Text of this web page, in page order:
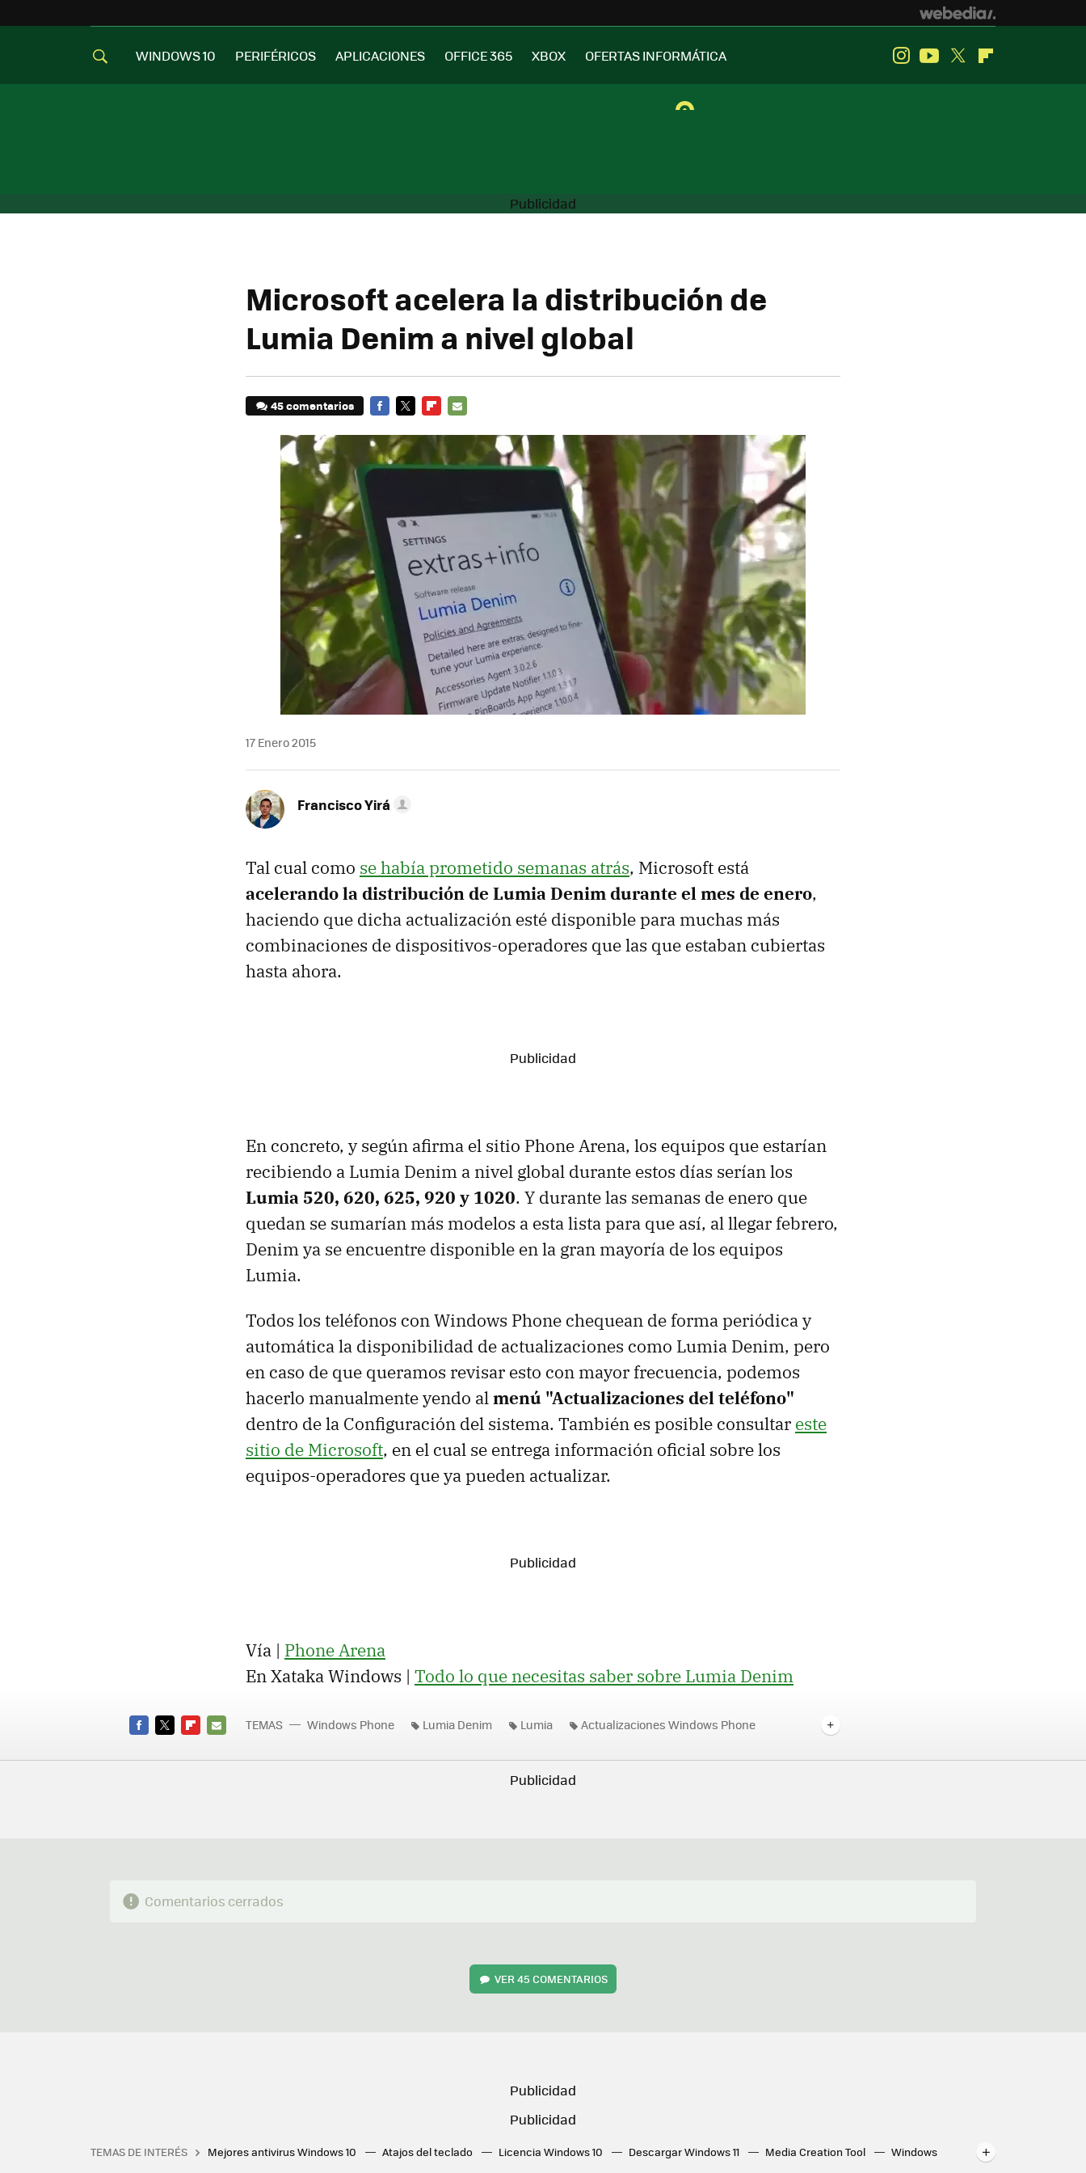
WINDOWS 10 PERIFÉRICOS APLICACIONES OFFICE 365 XBOX OFERTAS INFORMÁTICA InstagramYoutube
Twitter
Microsoft acelera la distribución de
Lumia Denim a nivel global
45 comentarios
17 Enero 2015
Francisco Yirá
Tal cual como se había prometido semanas atrás, Microsoft está
acelerando la distribución de Lumia Denim durante el mes de enero,
haciendo que dicha actualización esté disponible para muchas más
combinaciones de dispositivos-operadores que las que estaban cubiertas
hasta ahora.
En concreto, y según afirma el sitio Phone Arena, los equipos que estarían
recibiendo a Lumia Denim a nivel global durante estos días serían los
Lumia 520, 620, 625, 920 y 1020. Y durante las semanas de enero que
quedan se sumarían más modelos a esta lista para que así, al llegar febrero,
Denim ya se encuentre disponible en la gran mayoría de los equipos
Lumia.
Todos los teléfonos con Windows Phone chequean de forma periódica y
automática la disponibilidad de actualizaciones como Lumia Denim, pero
en caso de que queramos revisar esto con mayor frecuencia, podemos
hacerlo manualmente yendo almenú "Actualizaciones del teléfono"
dentro de la Configuración del sistema. También es posible consultar este
sitio de Microsoft, en el cual se entrega información oficial sobre los
equipos-operadores que ya pueden actualizar.
Vía | Phone Arena
En Xataka Windows | Todo lo que necesitas saber sobre Lumia Denim
MAIL
TEMAS Windows Phone Lumia Denim Lumia
Actualizaciones Windows Phone
Comentarios cerrados
VER45 COMENTARIOS
TEMAS DE INTERÉS Mejores antivirus Windows 10 Atajos del teclado Licencia Windows 10 Descargar Windows 11 Media Creation Tool
Windows